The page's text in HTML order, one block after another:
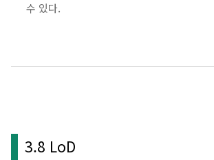
수 있다.
3.8 LoD